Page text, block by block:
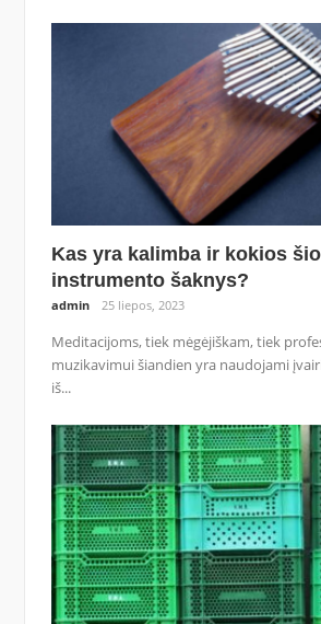
Kas yra kalimba ir kokios šio
instrumento šaknys?
admin 25 liepos, 2023
Meditacijoms, tiek mėgėjiškam, tiek
muzikavimui šiandien yra naudojami
iš...